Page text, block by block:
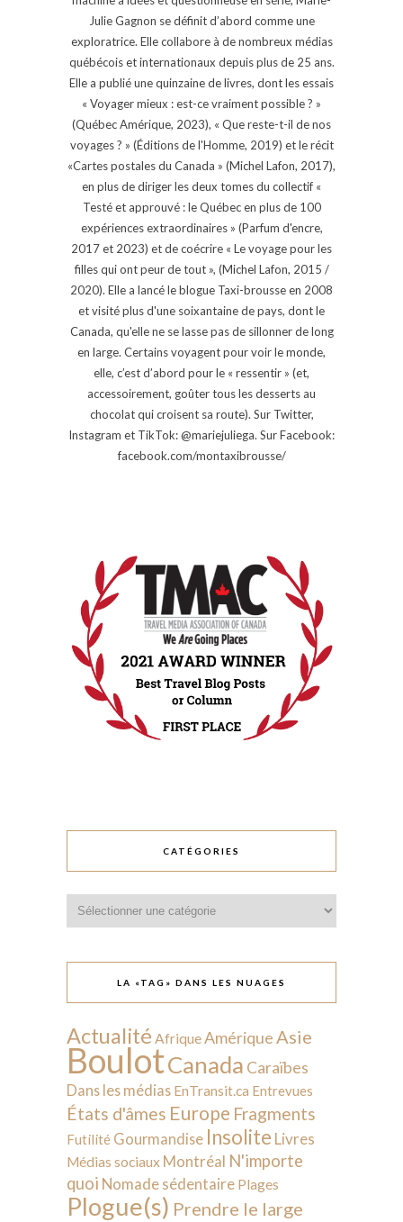
Julie Gagnon se définit d’abord comme une
exploratrice. Elle collabore à de nombreux médias
québécois et internationaux depuis plus de 25 ans.
Elle a publié une quinzaine de livres, dont les essais
« Voyager mieux : est-ce vraiment possible ? »
(Québec Amérique, 2023), « Que reste-t-il de nos
voyages ? » (Éditions de l'Homme, 2019) et le récit
«Cartes postales du Canada » (Michel Lafon, 2017),
en plus de diriger les deux tomes du collectif «
Testé et approuvé : le Québec en plus de 100
expériences extraordinaires » (Parfum d'encre,
2017 et 2023) et de coécrire « Le voyage pour les
filles qui ont peur de tout », (Michel Lafon, 2015 /
2020). Elle a lancé le blogue Taxi-brousse en 2008
et visité plus d'une soixantaine de pays, dont le
Canada, qu'elle ne se lasse pas de sillonner de long
en large. Certains voyagent pour voir le monde,
elle, c’est d’abord pour le « ressentir » (et,
accessoirement, goûter tous les desserts au
chocolat qui croisent sa route). Sur Twitter,
Instagram et TikTok: @mariejuliega. Sur Facebook:
facebook.com/montaxibrousse/
CATÉGORIES
LA «TAG» DANS LES NUAGES
Actualité AfriqueAmérique Asie
BoulotCanada Caraïbes
Dans les médias EnTransit.ca Entrevues
États d'âmes Europe Fragments
Futilité Gourmandise Insolite Livres
Médias sociaux Montréal N'importe
quoi Nomade sédentaire Plages
Plogue(s) Prendre le large